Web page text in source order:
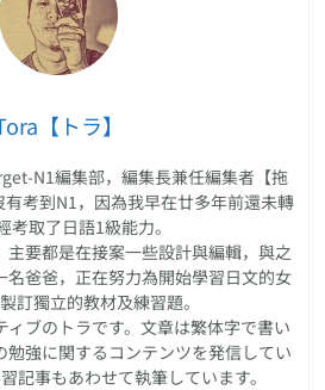
【トラ】
N1編集部，編集長兼任編集者【拖
考到N1，因為我早在廿多年前還未轉
考取了日語1級能力。
要都是在接案一些設計與編輯，與之
名爸爸，正在努力為開始學習日文的女
訂獨立的教材及練習題。
ィブのトラです。文章は繁体字で書い
勉強に関するコンテンツを発信してい
記事もあわせて執筆しています。